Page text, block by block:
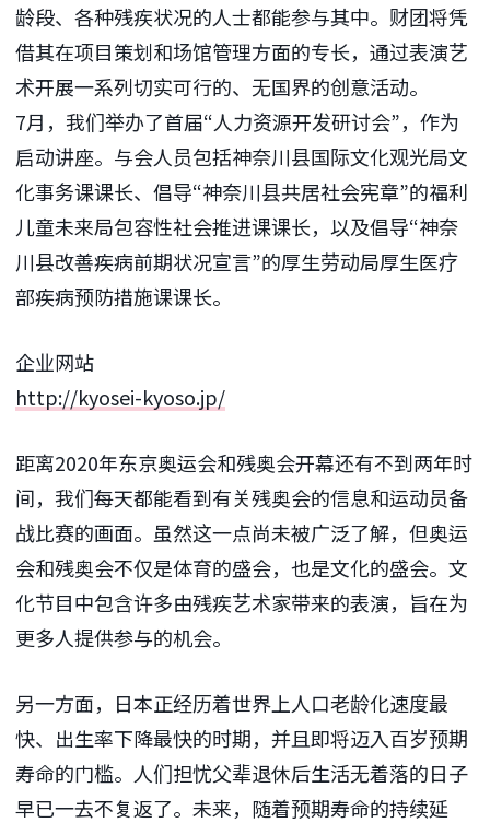
龄段、各种残疾状况的人士都能参与其中。财团将凭
借其在项目策划和场馆管理方面的专长，通过表演艺
术开展一系列切实可行的、无国界的创意活动。
7月，我们举办了首届“人力资源开发研讨会”，作为
启动讲座。与会人员包括神奈川县国际文化观光局文
化事务课课长、倡导“神奈川县共居社会宪章”的福利
儿童未来局包容性社会推进课课长，以及倡导“神奈
川县改善疾病前期状况宣言”的厚生劳动局厚生医疗
部疾病预防措施课课长。
企业网站
http://kyosei-kyoso.jp/
距离2020年东京奥运会和残奥会开幕还有不到两年时
间，我们每天都能看到有关残奥会的信息和运动员备
战比赛的画面。虽然这一点尚未被广泛了解，但奥运
会和残奥会不仅是体育的盛会，也是文化的盛会。文
化节目中包含许多由残疾艺术家带来的表演，旨在为
更多人提供参与的机会。
另一方面，日本正经历着世界上人口老龄化速度最
快、出生率下降最快的时期，并且即将迈入百岁预期
寿命的门槛。人们担忧父辈退休后生活无着落的日子
早已一去不复返了。未来，随着预期寿命的持续延